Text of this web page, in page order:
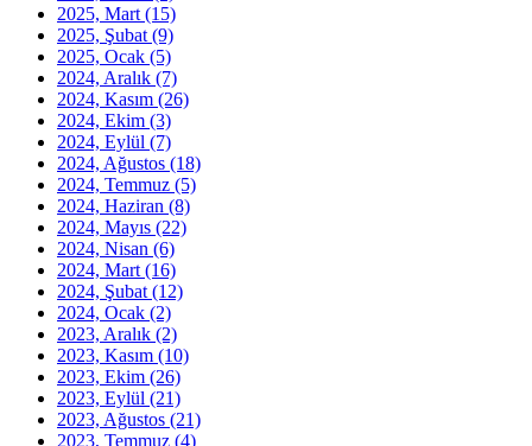
2025, Mart (15)
2025, Şubat (9)
2025, Ocak (5)
2024, Aralık (7)
2024, Kasım (26)
2024, Ekim (3)
2024, Eylül (7)
2024, Ağustos (18)
2024, Temmuz (5)
2024, Haziran (8)
2024, Mayıs (22)
2024, Nisan (6)
2024, Mart (16)
2024, Şubat (12)
2024, Ocak (2)
2023, Aralık (2)
2023, Kasım (10)
2023, Ekim (26)
2023, Eylül (21)
2023, Ağustos (21)
2023, Temmuz (4)